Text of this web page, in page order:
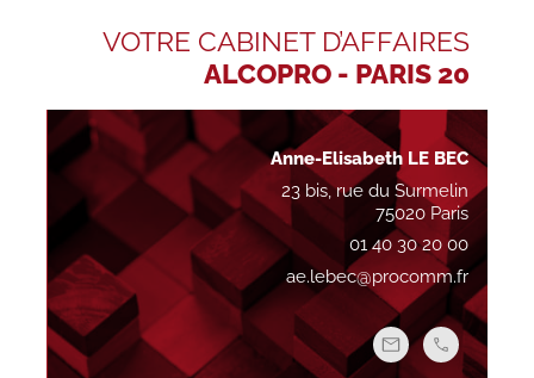
VOTRE CABINET D’AFFAIRES
ALCOPRO - PARIS 20
Anne-Elisabeth LE BEC
23 bis, rue du Surmelin
75020 Paris
01 40 30 20 00
ae.lebec@procomm.fr